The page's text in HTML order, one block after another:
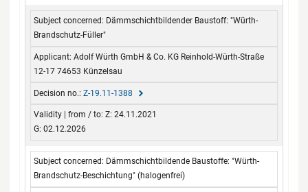
Dämmschichtbildender Baustoff: "Würth-
Brandschutz-Füller"
Adolf Würth GmbH & Co. KG Reinhold-Würth-Straße
12-17 74653 Künzelsau
Z-19.11-1388
Z: 24.11.2021
G: 02.12.2026
Dämmschichtbildende Baustoffe: "Würth-
Brandschutz-Beschichtung" (halogenfrei)